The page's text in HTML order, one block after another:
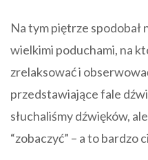
Na tym piętrze spodobał
wielkimi poduchami, na
zrelaksować i
przedstawiające fale
słuchaliśmy dźwięków,
“zobaczyć” – a to bardzo